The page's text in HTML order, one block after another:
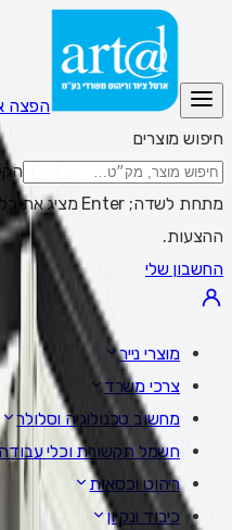
הפצה
חיפוש מוצרים
ההצעות.
החשבון שלי
מוצרי נייר
צרכי משרד
מחשוב טכנולוגיה וסלולר
חשמל תקשורת וכלי
ריהוט וכסאות
כיבוד ונקיון